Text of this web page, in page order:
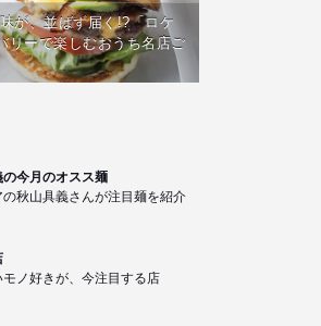
が、並ばず届く!?「ロケ
リーで楽しむおうち名店ご
の今月のオスス麺
の秋山具義さんが注目麺を紹介
モノ好きが、今注目する店